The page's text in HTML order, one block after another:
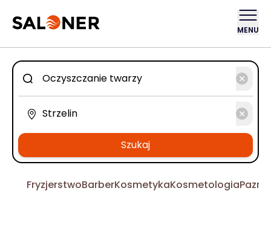
MENU
Szukaj
FryzjerstwoBarberKosmetykaKosmetologia